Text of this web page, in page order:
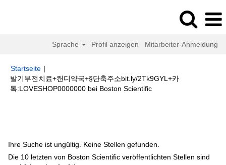
Sprache Profil anzeigen Mitarbeiter-Anmeldung
Startseite |
발기부전치료+캔디약국+§단축주소bit.ly/2Tk9GYL+카
톡:LOVESHOP0000000 bei Boston Scientific(aktuelle
Ihre Suche ist ungültig. Keine Stellen gefunden.
Die 10 letzten von Boston Scientific veröffentlichten Stellen sind